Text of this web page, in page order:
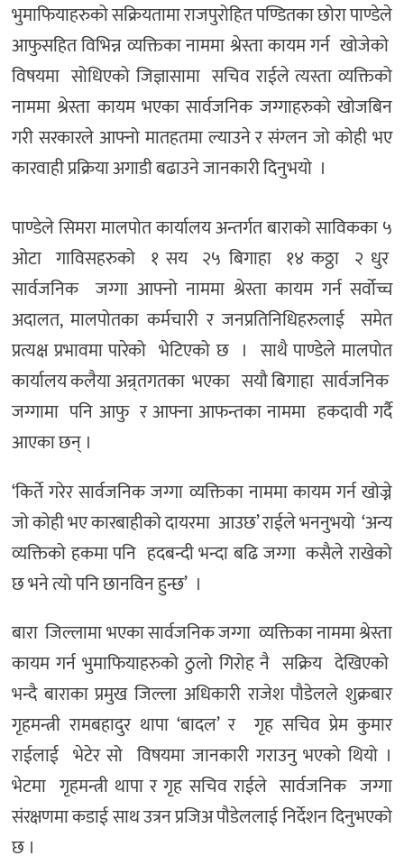
भुमाफियाहरुको सक्रियतामा राजपुरोहित पण्डितका छोरा पाण्डेले
आफुसहित विभिन्न व्यक्तिका नाममा श्रेस्ता कायम गर्न खोजेको
विषयमा सोधिएको जिज्ञासामा सचिव राईले त्यस्ता व्यक्तिको
नाममा श्रेस्ता कायम भएका सार्वजनिक जग्गाहरुको खोजबिन
गरी सरकारले आफ्नो मातहतमा ल्याउने र संग्लन जो कोही भए
कारवाही प्रक्रिया अगाडी बढाउने जानकारी दिनुभयो ।
पाण्डेले सिमरा मालपोत कार्यालय अन्तर्गत बाराको साविकका ५
ओटा गाविसहरुको १ सय २५ बिगाहा १४ कठ्ठा २ धुर
सार्वजनिक जग्गा आफ्नो नाममा श्रेस्ता कायम गर्न सर्वोच्च
अदालत, मालपोतका कर्मचारी र जनप्रतिनिधिहरुलाई समेत
प्रत्यक्ष प्रभावमा पारेको भेटिएको छ । साथै पाण्डेले मालपोत
कार्यालय कलैया अन्र्तगतका भएका सयौ बिगाहा सार्वजनिक
जग्गामा पनि आफु र आफ्ना आफन्तका नाममा हकदावी गर्दै
आएका छन् ।
‘किर्ते गरेर सार्वजनिक जग्गा व्यक्तिका नाममा कायम गर्न खोज्ने
जो कोही भए कारबाहीको दायरमा आउछ’ राईले भननुभयो ‘अन्य
व्यक्तिको हकमा पनि हदबन्दी भन्दा बढि जग्गा कसैले राखेको
छ भने त्यो पनि छानविन हुन्छ’ ।
बारा जिल्लामा भएका सार्वजनिक जग्गा व्यक्तिका नाममा श्रेस्ता
कायम गर्न भुमाफियाहरुको ठुलो गिरोह नै सक्रिय देखिएको
भन्दै बाराका प्रमुख जिल्ला अधिकारी राजेश पौडेलले शुक्रबार
गृहमन्त्री रामबहादुर थापा ‘बादल’ र गृह सचिव प्रेम कुमार
राईलाई भेटेर सो विषयमा जानकारी गराउनु भएको थियो ।
भेटमा गृहमन्त्री थापा र गृह सचिव राईले सार्वजनिक जग्गा
संरक्षणमा कडाई साथ उत्रन प्रजिअ पौडेललाई निर्देशन दिनुभएको
छ ।